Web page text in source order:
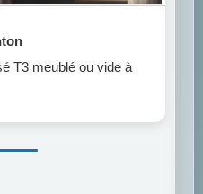
T3 meublé ou vide à